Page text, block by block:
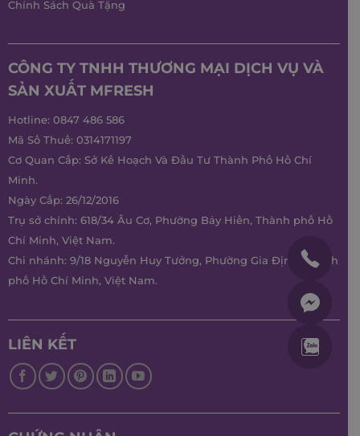
Chính Sách Quà Tặng
CÔNG TY TNHH THƯƠNG MẠI DỊCH VỤ VÀ
SẢN XUẤT MFRESH
Hotline: 0847 486 586
Mã Số Thuế: 0314171197
Cơ Quan Cấp: Sở Kế Hoạch Và Đầu Tư Thành Phố Hồ Chí
Minh.
Ngày Cấp: 26/12/2016
Trụ sở chính: 618/34 Âu Cơ, Phường Bảy Hiền, Thành phố Hồ
Chí Minh, Việt Nam.
Chi nhánh: 9/18 Nguyễn Huy Tưởng, Phường Gia Định, Thành
phố Hồ Chí Minh, Việt Nam.
LIÊN KẾT